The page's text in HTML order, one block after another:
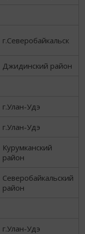
г.Северобайкальск
Джидинский район
г.Улан-Удэ
г.Улан-Удэ
Курумканский
район
Северобайкальский
район
г.Улан-Удэ